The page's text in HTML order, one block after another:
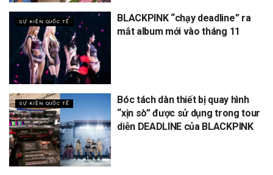
SỰ KIỆN QUỐC TẾ
BLACKPINK “chạy deadline” ra
mắt album mới vào tháng 11
SỰ KIỆN QUỐC TẾ
Bóc tách dàn thiết bị quay hình
“xịn sò” được sử dụng trong tour
diễn DEADLINE của BLACKPINK